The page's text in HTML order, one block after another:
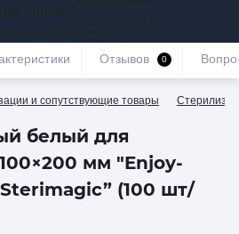
безупречное
обслуживание
и сопутствующие товары
белый для
мм "Enjoy-
(100 шт/
Отзывов 0